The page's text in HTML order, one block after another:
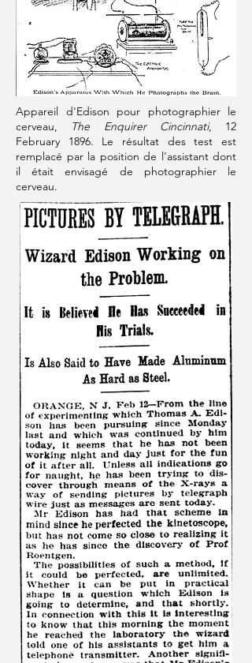
Appareil d'Edison pour photographier le
cerveau, The Enquirer Cincinnati, 12
February 1896. Le résultat des test est
remplacé par la position de l'assistant dont
il était envisagé de photographier le
cerveau.